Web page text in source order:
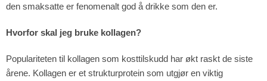
den smaksatte er fenomenalt god å drikke som den er.
Hvorfor skal jeg bruke kollagen?
Populariteten til kollagen som kosttilskudd har økt raskt de siste
årene. Kollagen er et strukturprotein som utgjør en viktig